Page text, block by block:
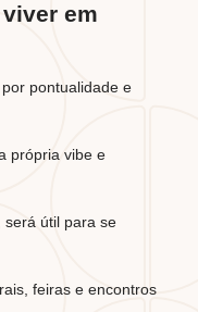
em
pontualidade e
própria vibe e
será útil para se
feiras e encontros